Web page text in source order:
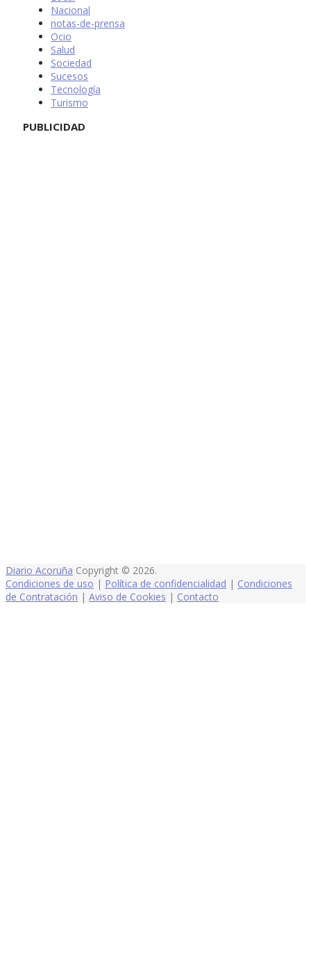
Nacional
notas-de-prensa
Ocio
Salud
Sociedad
Sucesos
Tecnología
Turismo
PUBLICIDAD
Diario Acoruña Copyright © 2026.
Condiciones de uso | Política de confidencialidad | Condiciones
de Contratación | Aviso de Cookies | Contacto